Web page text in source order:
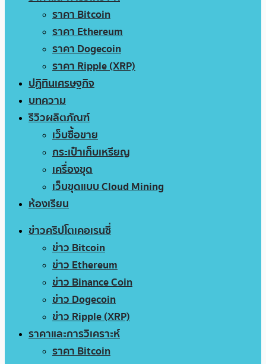
ราคา Bitcoin
ราคา Ethereum
ราคา Dogecoin
ราคา Ripple (XRP)
ปฏิทินเศรษฐกิจ
บทความ
รีวิวผลิตภัณฑ์
เว็บซื้อขาย
กระเป๋าเก็บเหรียญ
เครื่องขุด
เว็บขุดแบบ Cloud Mining
ห้องเรียน
ข่าวคริปโตเคอเรนซี่
ข่าว Bitcoin
ข่าว Ethereum
ข่าว Binance Coin
ข่าว Dogecoin
ข่าว Ripple (XRP)
ราคาและการวิเคราะห์
ราคา Bitcoin